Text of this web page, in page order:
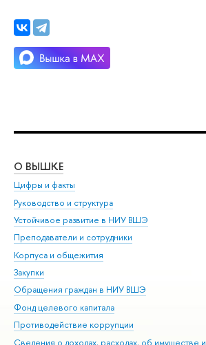
О ВЫШКЕ
Цифры и факты
Руководство и структура
Устойчивое развитие в НИУ ВШЭ
Преподаватели и сотрудники
Корпуса и общежития
Закупки
Обращения граждан в НИУ ВШЭ
Фонд целевого капитала
Противодействие коррупции
Сведения о доходах, расходах, об имуществе и